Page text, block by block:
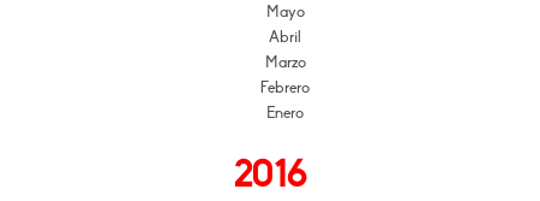
Mayo
Abril
Marzo
Febrero
Enero
2016